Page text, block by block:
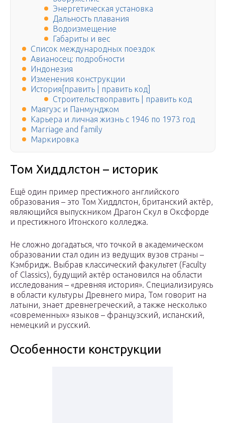
Энергетическая установка
Дальность плавания
Водоизмещение
Габариты и вес
Список международных поездок
Авианосец: подробности
Индонезия
Изменения конструкции
История[править | править код]
Строительствоправить | править код
Маягуэс и Панмунджом
Карьера и личная жизнь с 1946 по 1973 год
Marriage and family
Маркировка
Том Хиддлстон – историк
Ещё один пример престижного английского
образования – это Том Хиддлстон, британский актёр,
являющийся выпускником Драгон Скул в Оксфорде
и престижного Итонского колледжа.
Не сложно догадаться, что точкой в академическом
образовании стал один из ведущих вузов страны –
Кэмбридж. Выбрав классический факультет (Faculty
of Classics), будущий актёр остановился на области
исследования – «древняя история». Специализируясь
в области культуры Древнего мира, Том говорит на
латыни, знает древнегреческий, а также несколько
«современных» языков – французский, испанский,
немецкий и русский.
Особенности конструкции